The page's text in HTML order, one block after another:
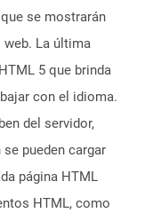
se mostrarán
La última
5 que brinda
con el idioma.
del servidor,
pueden cargar
página HTML
HTML, como